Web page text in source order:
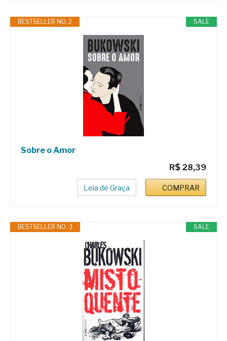
SALE
BESTSELLER NO. 2
Sobre o Amor
R$ 28,39
Leia de Graça COMPRAR
SALE
BESTSELLER NO. 3